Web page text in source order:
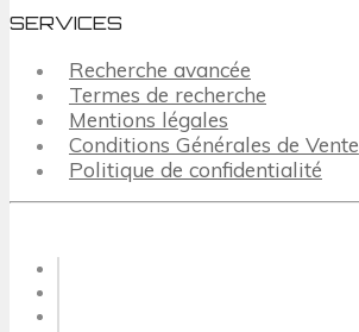
SERVICES
Recherche avancée
Termes de recherche
Mentions légales
Conditions Générales de Vente
Politique de confidentialité